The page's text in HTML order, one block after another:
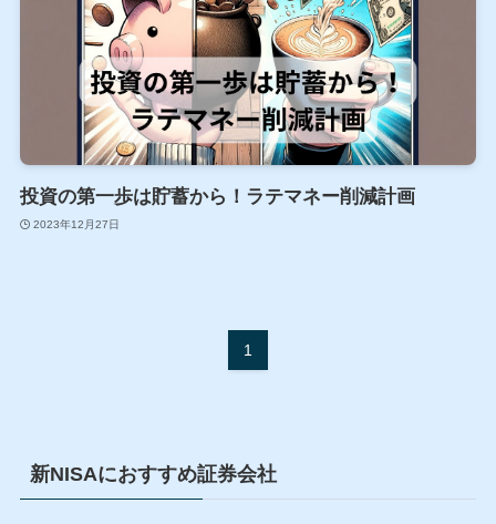
投資の第一歩は貯蓄から！ラテマネー削減計画
2023年12月27日
1
新NISAにおすすめ証券会社